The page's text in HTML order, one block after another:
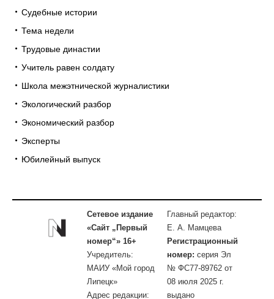
Судебные истории
Тема недели
Трудовые династии
Учитель равен солдату
Школа межэтнической журналистики
Экологический разбор
Экономический разбор
Эксперты
Юбилейный выпуск
Сетевое издание
«Сайт „Первый
номер“» 16+
Учредитель:
МАИУ «Мой город
Липецк»
Адрес редакции:
Главный редактор:
Е. А. Мамцева
Регистрационный
номер: серия Эл
№ ФС77-89762 от
08 июля 2025 г.
выдано